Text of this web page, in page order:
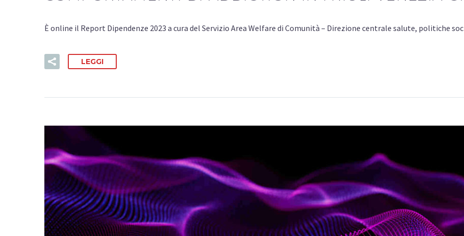
È online il Report Dipendenze 2023 a cura del Servizio Area Welfare di Comunità – Direzione centrale salute, politiche
LEGGI